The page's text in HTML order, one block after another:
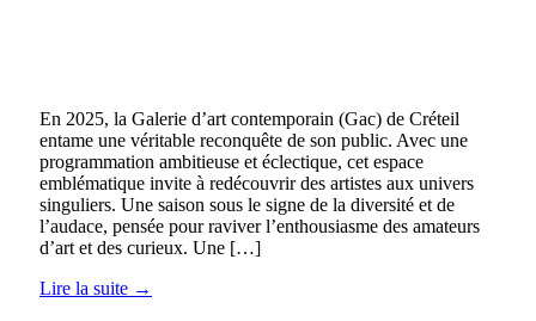
En 2025, la Galerie d’art contemporain (Gac) de Créteil
entame une véritable reconquête de son public. Avec une
programmation ambitieuse et éclectique, cet espace
emblématique invite à redécouvrir des artistes aux univers
singuliers. Une saison sous le signe de la diversité et de
l’audace, pensée pour raviver l’enthousiasme des amateurs
d’art et des curieux. Une […]
Lire la suite →